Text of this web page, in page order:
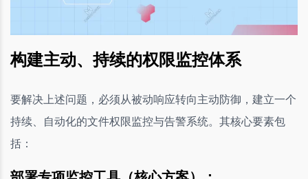
构建主动、持续的权限监控体系
要解决上述问题，必须从被动响应转向主动防御，建立一个
持续、自动化的文件权限监控与告警系统。其核心要素包
括：